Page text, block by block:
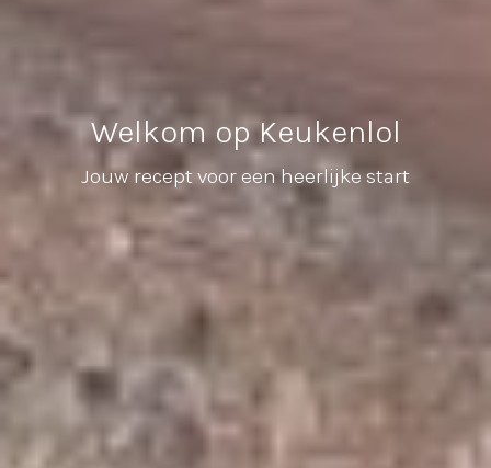
Welkom op Keukenlol
Jouw recept voor een heerlijke start